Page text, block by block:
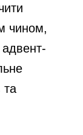
чином,
та